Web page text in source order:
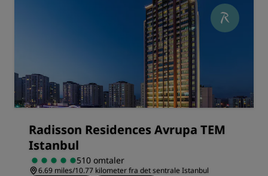
Radisson Residences Avrupa TEM
Istanbul
510 omtaler
6.69 miles/10.77 kilometer fra det sentrale Istanbul